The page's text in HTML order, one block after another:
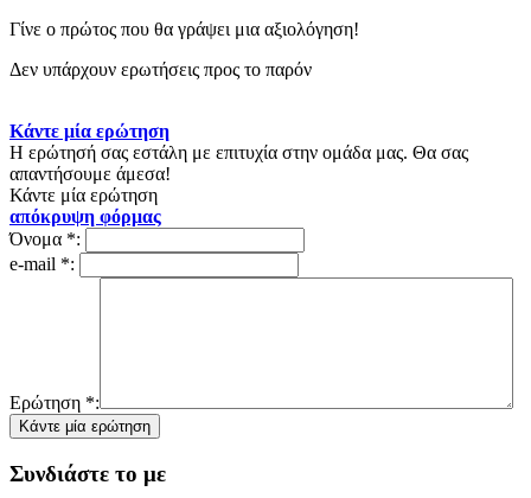
Γίνε ο πρώτος που θα γράψει μια αξιολόγηση!
Δεν υπάρχουν ερωτήσεις προς το παρόν
Κάντε μία ερώτηση
Η ερώτησή σας εστάλη με επιτυχία στην ομάδα μας. Θα σας
απαντήσουμε άμεσα!
Κάντε μία ερώτηση
απόκρυψη φόρμας
Όνομα *:
e-mail *:
Ερώτηση *:
Συνδιάστε το με